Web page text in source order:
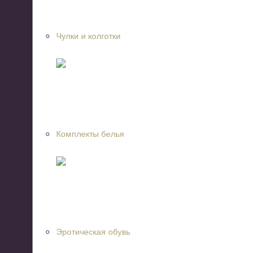
Чулки и колготки
Комплекты белья
Эротическая обувь